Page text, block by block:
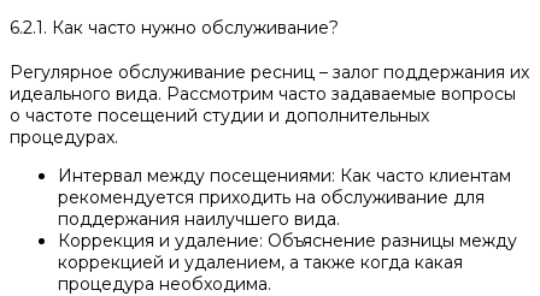
6.2.1. Как часто нужно обслуживание?
Регулярное обслуживание ресниц – залог поддержания их
идеального вида. Рассмотрим часто задаваемые вопросы
о частоте посещений студии и дополнительных
процедурах.
Интервал между посещениями: Как часто клиентам
рекомендуется приходить на обслуживание для
поддержания наилучшего вида.
Коррекция и удаление: Объяснение разницы между
коррекцией и удалением, а также когда какая
процедура необходима.